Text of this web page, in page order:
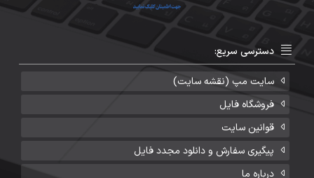
دسترسی سریع:
سایت مپ (نقشه سایت)
فروشگاه فایل
قوانین سایت
پیگیری سفارش و دانلود مجدد فایل
درباره ما